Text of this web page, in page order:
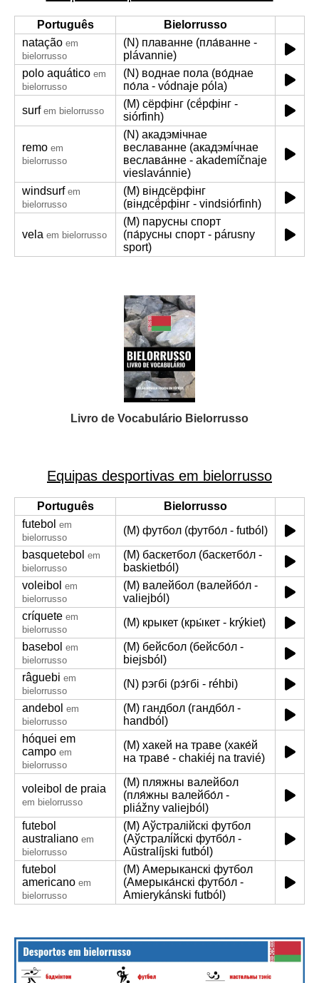
Português
Bielorrusso
natação em
bielorrusso
(N) плаванне (пла́ванне -
plávannie)
polo aquático em
bielorrusso
(N) воднае пола (во́днае
по́ла - vódnaje póla)
surf em bielorrusso
(M) сёрфінг (сё́рфінг -
siórfinh)
remo em
bielorrusso
(N) акадэмічнае
веславанне (акадэмі́чнае
веслава́нне - akademíčnaje
vieslavánnie)
windsurf em
bielorrusso
(M) віндсёрфінг
(віндсё́рфінг - vindsiórfinh)
vela em bielorrusso
(M) парусны спорт
(па́русны спорт - párusny
sport)
Livro de Vocabulário Bielorrusso
Equipas desportivas em bielorrusso
Português
Bielorrusso
futebol em
bielorrusso
(M) футбол (футбо́л - futból)
basquetebol em
bielorrusso
(M) баскетбол (баскетбо́л -
baskietból)
voleibol em
bielorrusso
(M) валейбол (валейбо́л -
valiejból)
críquete em
bielorrusso
(M) крыкет (кры́кет - krýkiet)
basebol em
bielorrusso
(M) бейсбол (бейсбо́л -
biejsból)
râguebi em
bielorrusso
(N) рэгбі (рэ́гбі - réhbi)
andebol em
bielorrusso
(M) гандбол (гандбо́л -
handból)
hóquei em
campo em
bielorrusso
(M) хакей на траве (хаке́й
на траве́ - chakiéj na travié)
voleibol de praia
em bielorrusso
(M) пляжны валейбол
(пля́жны валейбо́л -
pliážny valiejból)
futebol
australiano em
bielorrusso
(M) Аўстралійскі футбол
(Аўстралі́йскі футбо́л -
Aŭstralíjski futból)
futebol
americano em
bielorrusso
(M) Амерыканскі футбол
(Амерыка́нскі футбо́л -
Amierykánski futból)